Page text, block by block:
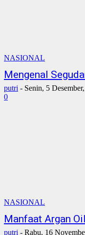
NASIONAL
Mengenal
putri - Senin, 5
0
NASIONAL
Manfaat Argan
putri - Rabu, 16